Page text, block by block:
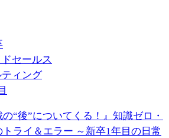
セールス
ィング
の“後”についてくる！』知識ゼロ・
ライ＆エラー ～新卒1年目の日常